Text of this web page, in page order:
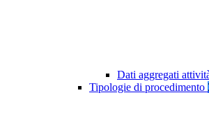
Dati aggregati
Tipologie di procedimento